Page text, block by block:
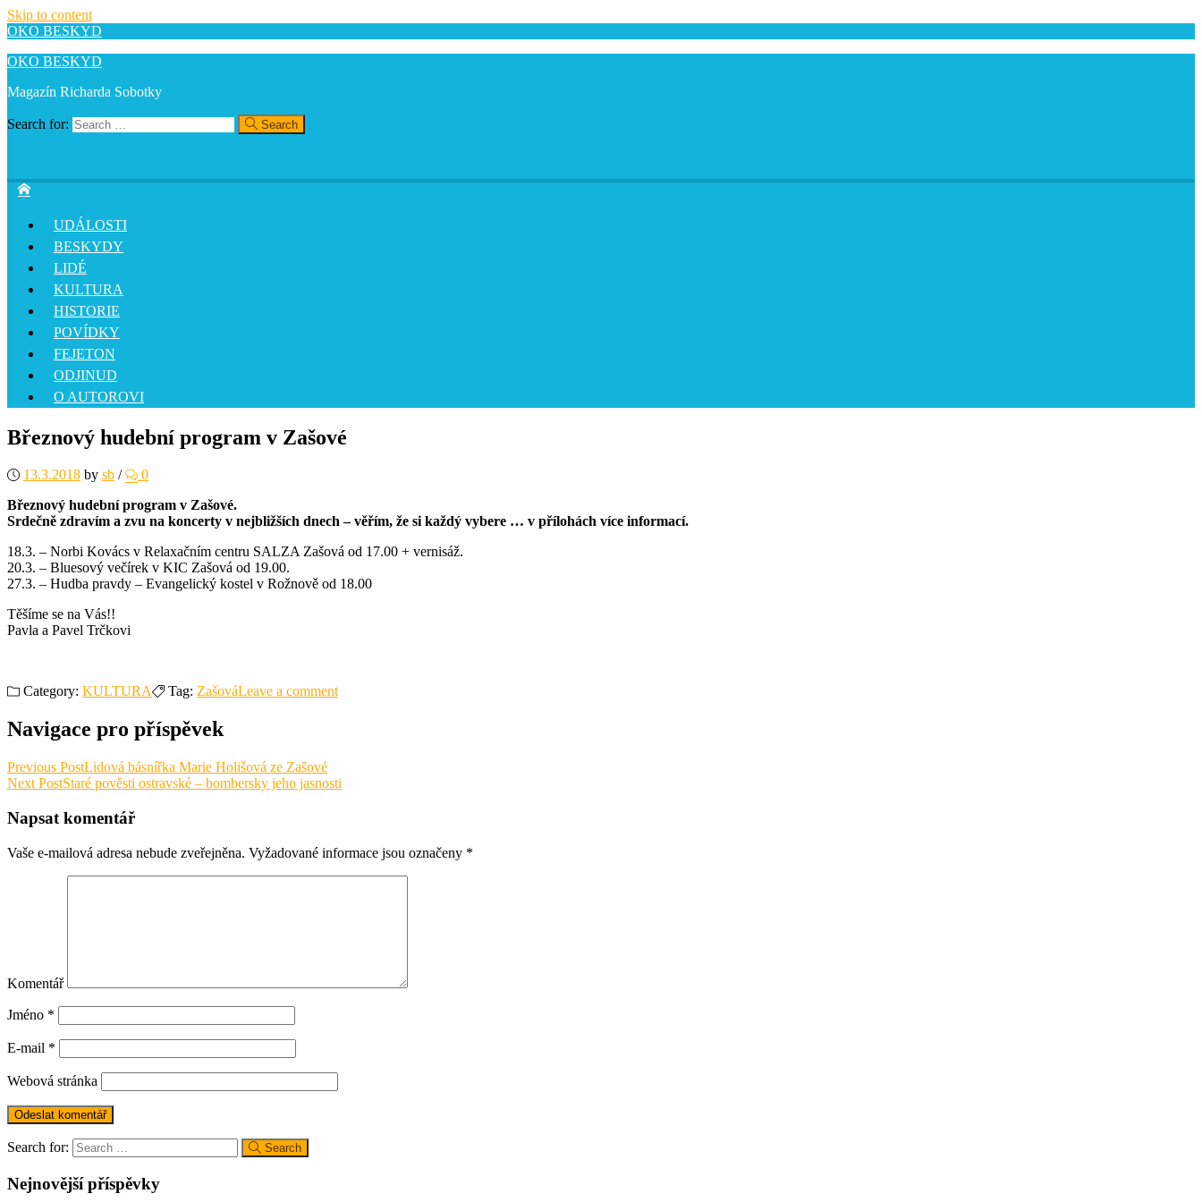
Skip to content
OKO BESKYD
OKO BESKYD
Magazín Richarda Sobotky
Search for: Search
UDÁLOSTI
BESKYDY
LIDÉ
KULTURA
HISTORIE
POVÍDKY
FEJETON
ODJINUD
O AUTOROVI
Březnový hudební program v Zašové
13.3.2018 by sb /
0
Březnový hudební program v Zašové.
Srdečně zdravím a zvu na koncerty v nejbližších dnech – věřím, že si každý vybere … v přílohách více informací.
18.3. – Norbi Kovács v Relaxačním centru SALZA Zašová od 17.00 + vernisáž.
20.3. – Bluesový večírek v KIC Zašová od 19.00.
27.3. – Hudba pravdy – Evangelický kostel v Rožnově od 18.00
Těšíme se na Vás!!
Pavla a Pavel Trčkovi
Category: KULTURA Tag: ZašováLeave a comment
Navigace pro příspěvek
Previous PostLidová básnířka Marie Holišová ze Zašové
Next PostStaré pověsti ostravské – bombersky jeho jasnosti
Napsat komentář
Vaše e-mailová adresa nebude zveřejněna. Vyžadované informace jsou označeny *
Komentář
Jméno *
E-mail *
Webová stránka
Search for: Search
Nejnovější příspěvky